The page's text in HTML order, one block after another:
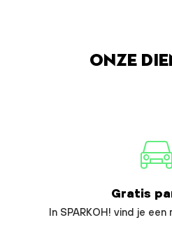
Onze
Gratis
In SPARKOH! vind je